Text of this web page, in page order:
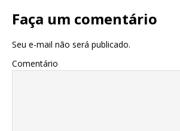
Faça um comentário
Seu e-mail não será publicado.
Comentário